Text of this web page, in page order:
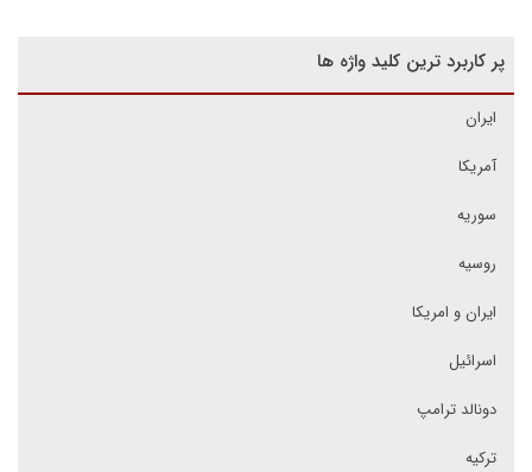
پر کاربرد ترین کلید واژه ها
ایران
آمریکا
سوریه
روسیه
ایران و امریکا
اسرائیل
دونالد ترامپ
ترکیه